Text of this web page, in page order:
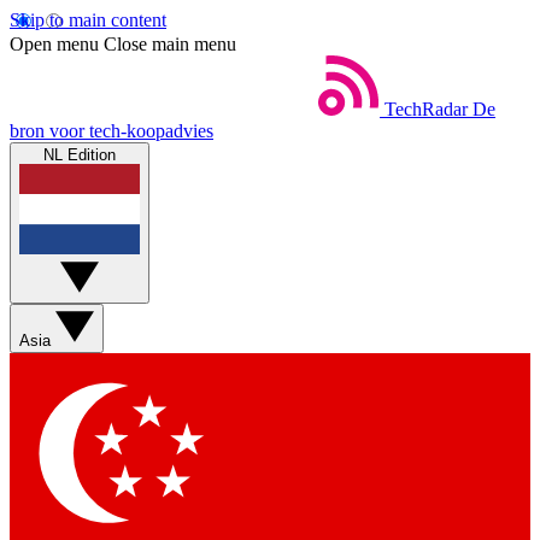
Skip to main content
Open menu Close main menu
TechRadar De
bron voor tech-koopadvies
NL Edition
Asia